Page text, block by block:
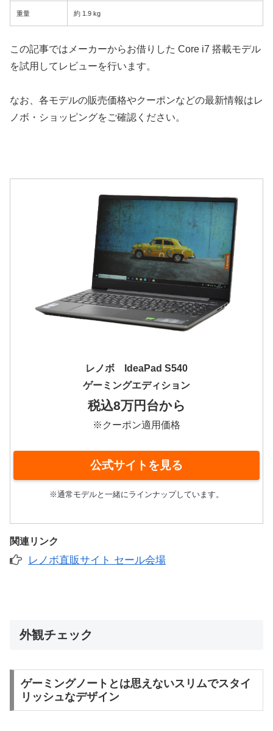
重量 約 1.9 kg
この記事ではメーカーからお借りした Core i7 搭載モデル
を試用してレビューを行います。
なお、各モデルの販売価格やクーポンなどの最新情報はレ
ノボ・ショッピングをご確認ください。
レノボ IdeaPad S540
ゲーミングエディション
税込8万円台から
※クーポン適用価格
公式サイトを見る
※通常モデルと一緒にラインナップしています。
関連リンク
レノボ直販サイト セール会場
外観チェック
ゲーミングノートとは思えないスリムでスタイ
リッシュなデザイン